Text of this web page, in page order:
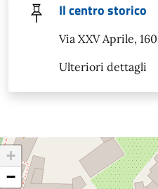
Il centro storico
Via XXV Aprile,
Ulteriori dettagli
+
−